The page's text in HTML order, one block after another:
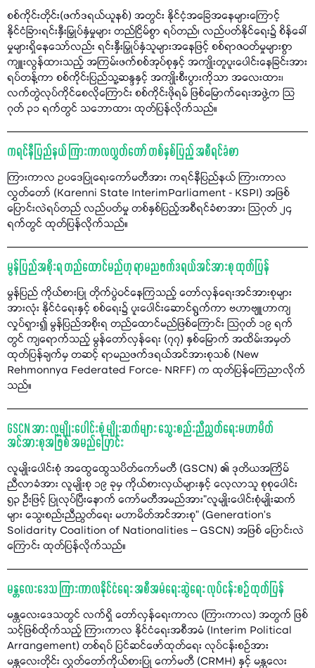
စစ်ကိုင်းတိုင်း(ဖက်ဒရယ်ယူနစ်) အတွင်း နိုင်ငံ့အခြေအနေများကြောင့်
နိုင်ငံခြားရင်းနှီးမြှုပ်နှံမှုများ တည်ငြိမ်စွာ ရပ်တည်၊ လည်ပတ်နိုင်ရေး၌ စိန်ခေါ်
မှုများရှိနေသော်လည်း ရင်းနှီးမြှုပ်နှံသူများအနေဖြင့် စစ်ရာဇဝတ်မှုများစွာ
ကျူးလွန်ထားသည့် အကြမ်းဖက်စစ်အုပ်စုနှင့် အကျိုးတူပူးပေါင်းနေခြင်းအား
ရပ်တန့်ကာ စစ်ကိုင်းပြည်သူ့ဆန္ဒနှင့် အကျိုးစီးပွားကိုသာ အလေးထား၊
လက်တွဲလုပ်ကိုင်စေလိုကြောင်း စစ်ကိုင်းဖိုရမ် ဖြစ်မြောက်ရေးအဖွဲ့က သြ
ဂုတ် ၃၁ ရက်တွင် သဘောထား ထုတ်ပြန်လိုက်သည်။
ကရင်နီပြည်နယ် ကြားကာလလွှတ်တော် တစ်နှစ်ပြည့် အစီရင်ခံစာ
ကြားကာလ ဥပဒေပြုရေးကော်မတီအား ကရင်နီပြည်နယ် ကြားကာလ
လွှတ်တော် (Karenni State InterimParliament - KSPI) အဖြစ်
ပြောင်းလဲရပ်တည် လည်ပတ်မှု တစ်နှစ်ပြည့်အစီရင်ခံစာအား သြဂုတ် ၂၄
ရက်တွင် ထုတ်ပြန်လိုက်သည်။
မွန်ပြည်အစိုးရ တည်ထောင်မည်ဟု ရာမညဖက်ဒရယ်အင်အားစု ထုတ်ပြန်
မွန်ပြည် ကိုယ်စားပြု တိုက်ပွဲဝင်နေကြသည့် တော်လှန်ရေးအင်အားစုများ
အားလုံး နိုင်ငံရေးနှင့် စစ်ရေး၌ ပူးပေါင်းဆောင်ရွက်ကာ ဗဟာဗျူဟာကျ
လှုပ်ရှား၍ မွန်ပြည်အစိုးရ တည်ထောင်မည်ဖြစ်ကြောင်း သြဂုတ် ၁၉ ရက်
တွင် ကျရောက်သည့် မွန်တော်လှန်ရေး (၇၇) နှစ်မြောက် အထိမ်းအမှတ်
ထုတ်ပြန်ချက်မှ တဆင့် ရာမညဖက်ဒရယ်အင်အားစုသစ် (New
Rehmonnya Federated Force- NRFF) က ထုတ်ပြန်ကြေညာလိုက်
သည်။
GSCN အား လူမျိုးပေါင်းစုံ မျိုးဆက်များ သွေးစည်းညီညွတ်ရေးမဟာမိတ်
အင်အားစုအဖြစ် အမည်ပြောင်း
လူမျိုးပေါင်းစုံ အထွေထွေသပိတ်ကော်မတီ (GSCN) ၏ ဒုတိယအကြိမ်
ညီလာခံအား လူမျိုးစု ၁၉ ခုမှ ကိုယ်စားလှယ်များနှင့် လေ့လာသူ စုစုပေါင်း
၅၃ ဦးဖြင့် ပြုလုပ်ပြီးနောက် ကော်မတီအမည်အား"လူမျိုးပေါင်းစုံမျိုးဆက်
များ သွေးစည်းညီညွတ်ရေး မဟာမိတ်အင်အားစု" (Generation’s
Solidarity Coalition of Nationalities – GSCN) အဖြစ် ပြောင်းလဲ
ကြောင်း ထုတ်ပြန်လိုက်သည်။
မန္တလေးဒေသ ကြားကာလနိုင်ငံရေး အစီအမံရေးဆွဲရေး လုပ်ငန်းစဉ် ထုတ်ပြန်
မန္တလေးဒေသတွင် လက်ရှိ တော်လှန်ရေးကာလ (ကြားကာလ) အတွက် ဖြစ်
သင့်ဖြစ်ထိုက်သည့် ကြားကာလ နိုင်ငံရေးအစီအမံ (Interim Political
Arrangement) တစ်ရပ် ပြင်ဆင်ဖော်ထုတ်ရေး လုပ်ငန်းစဉ်အား
မန္တလေးတိုင်း လွှတ်တော်ကိုယ်စားပြု ကော်မတီ (CRMH) နှင့် မန္တလေး